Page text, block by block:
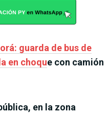
guarda de bus de
en choque con camión
en la zona